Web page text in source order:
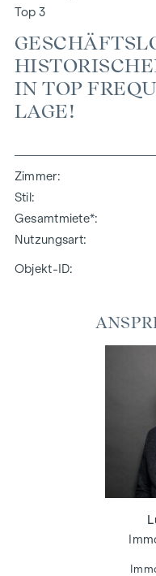
Top 3
IN TOP
LAGE!
Zimmer
Stil
Gesamtmiete*
Nutzungsart
Objekt-ID: